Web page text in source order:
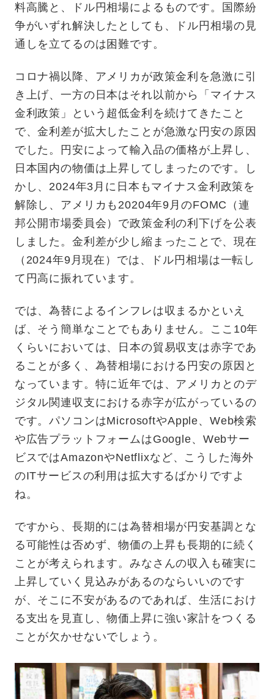
料高騰と、ドル円相場によるものです。国際紛
争がいずれ解決したとしても、ドル円相場の見
通しを立てるのは困難です。
コロナ禍以降、アメリカが政策金利を急激に引
き上げ、一方の日本はそれ以前から「マイナス
金利政策」という超低金利を続けてきたこと
で、金利差が拡大したことが急激な円安の原因
でした。円安によって輸入品の価格が上昇し、
日本国内の物価は上昇してしまったのです。し
かし、2024年3月に日本もマイナス金利政策を
解除し、アメリカも20204年9月のFOMC（連
邦公開市場委員会）で政策金利の利下げを公表
しました。金利差が少し縮まったことで、現在
（2024年9月現在）では、ドル円相場は一転し
て円高に振れています。
では、為替によるインフレは収まるかといえ
ば、そう簡単なことでもありません。ここ10年
くらいにおいては、日本の貿易収支は赤字であ
ることが多く、為替相場における円安の原因と
なっています。特に近年では、アメリカとのデ
ジタル関連収支における赤字が広がっているの
です。パソコンはMicrosoftやApple、Web検索
や広告プラットフォームはGoogle、Webサー
ビスではAmazonやNetflixなど、こうした海外
のITサービスの利用は拡大するばかりですよ
ね。
ですから、長期的には為替相場が円安基調とな
る可能性は否めず、物価の上昇も長期的に続く
ことが考えられます。みなさんの収入も確実に
上昇していく見込みがあるのならいいのです
が、そこに不安があるのであれば、生活におけ
る支出を見直し、物価上昇に強い家計をつくる
ことが欠かせないでしょう。